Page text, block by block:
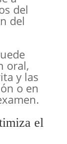
del
del
oral,
y las
o en
el